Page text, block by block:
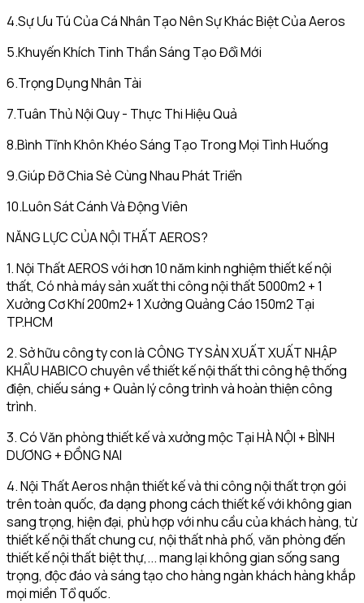
4.Sự Ưu Tú Của Cá Nhân Tạo Nên Sự Khác Biệt Của Aeros
5.Khuyến Khích Tinh Thần Sáng Tạo Đổi Mới
6.Trọng Dụng Nhân Tài
7.Tuân Thủ Nội Quy - Thực Thi Hiệu Quả
8.Bình Tĩnh Khôn Khéo Sáng Tạo Trong Mọi Tình Huống
9.Giúp Đỡ Chia Sẻ Cùng Nhau Phát Triển
10.Luôn Sát Cánh Và Động Viên
NĂNG LỰC CỦA NỘI THẤT AEROS?
1. Nội Thất AEROS với hơn 10 năm kinh nghiệm thiết kế nội
thất, Có nhà máy sản xuất thi công nội thất 5000m2 + 1
Xưởng Cơ Khí 200m2+ 1 Xưởng Quảng Cáo 150m2 Tại
TP.HCM
2. Sở hữu công ty con là CÔNG TY SẢN XUẤT XUẤT NHẬP
KHẨU HABICO chuyên về thiết kế nội thất thi công hệ thống
điện, chiếu sáng + Quản lý công trình và hoàn thiện công
trình.
3. Có Văn phòng thiết kế và xưởng mộc Tại HÀ NỘI + BÌNH
DƯƠNG + ĐỒNG NAI
4. Nội Thất Aeros nhận thiết kế và thi công nội thất trọn gói
trên toàn quốc, đa dạng phong cách thiết kế với không gian
sang trọng, hiện đại, phù hợp với nhu cầu của khách hàng, từ
thiết kế nội thất chung cư, nội thất nhà phố, văn phòng đến
thiết kế nội thất biệt thự,... mang lại không gian sống sang
trọng, độc đáo và sáng tạo cho hàng ngàn khách hàng khắp
mọi miền Tổ quốc.